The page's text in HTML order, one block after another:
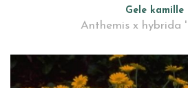
Gele kamille
Anthemis x hybrida